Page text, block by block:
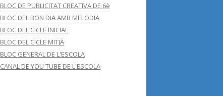
BLOC DE PUBLICITAT CREATIVA DE 6è
BLOC DEL BON DIA AMB MELODIA
BLOC DEL CICLE INICIAL
BLOC DEL CICLE MITJÀ
BLOC GENERAL DE L'ESCOLA
CANAL DE YOU TUBE DE L'ESCOLA